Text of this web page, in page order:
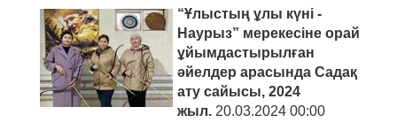
“Ұлыстың ұлы күні -
Наурыз” мерекесіне орай
ұйымдастырылған
әйелдер арасында Садақ
ату сайысы, 2024
жыл. 20.03.2024 00:00